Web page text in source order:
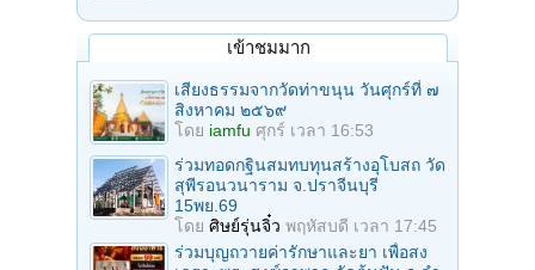
เข้าชมมาก
เสียงธรรมจากวัดท่าขนุน วันศุกร์ที่ ๗
สิงหาคม ๒๕๖๙
โดย iamfu ศุกร์ เวลา 16:53
ร่วมทอดกฐินสมทบทุนสร้างอุโบสถ วัด
สุพีรอนวนาราม จ.ปราจีนบุรี
15พย.69
โดย ศิษย์รุ่นจิ๋ว พฤหัสบดี เวลา 17:45
ร่วมบุญถวายค่ารักษาและยา เพื่อสง